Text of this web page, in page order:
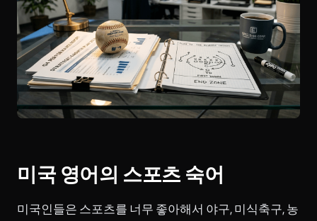
미국 영어의 스포츠 숙어
미국인들은 스포츠를 너무 좋아해서 야구, 미식축구, 농